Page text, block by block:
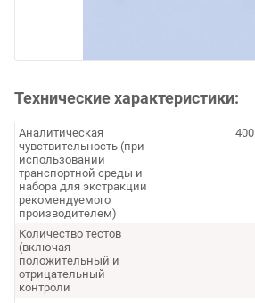
Технические характеристики:
Аналитическая
чувствительность (при
использовании
транспортной среды и
набора для экстракции
рекомендуемого
производителем)
Количество тестов
(включая
положительный и
отрицательный
контроли